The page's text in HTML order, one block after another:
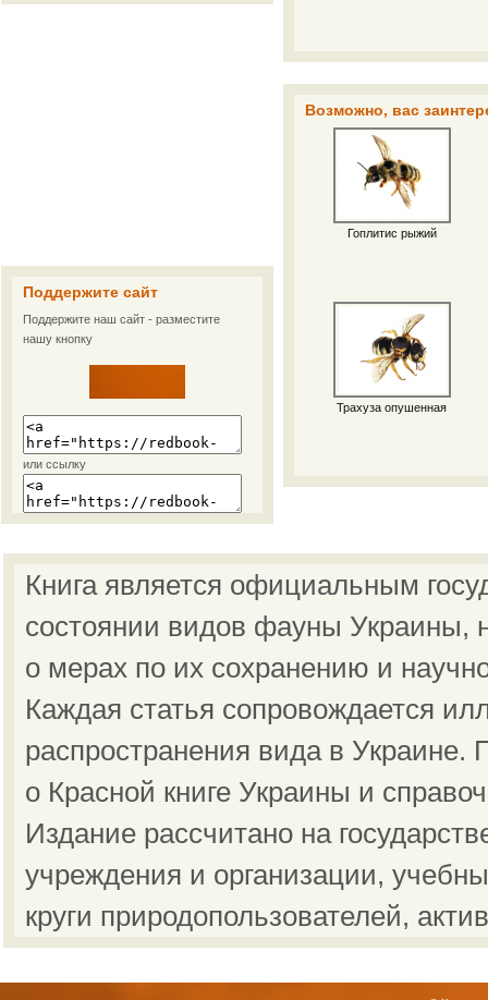
Поддержите сайт
Поддержите наш сайт - разместите
нашу кнопку
или ссылку
Возможно, вас
Гоплитис рыжий
Трахуза опушенная
Книга является официальным
состоянии видов фауны Украины,
о мерах по их сохранению и
Каждая статья сопровождается
распространения вида в
о Красной книге Украины и
Издание рассчитано на
учреждения и организации,
круги природопользователей,